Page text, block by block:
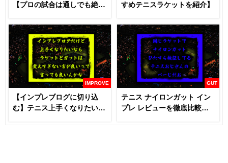
【プロの試合は通しでも絶対
すめテニスラケットを紹介】
IMPROVE
【インプレブログに切り込
む】テニス上手くなりたいな
GUT
テニス ナイロンガット イン
プレ レビューを徹底比較